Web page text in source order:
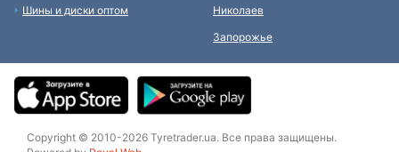
Шины и диски оптом
Николаев
Запорожье
Copyright © 2010-2026 Tyretrader.ua. Все права защищены.